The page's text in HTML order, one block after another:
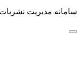
سامانه مدیریت